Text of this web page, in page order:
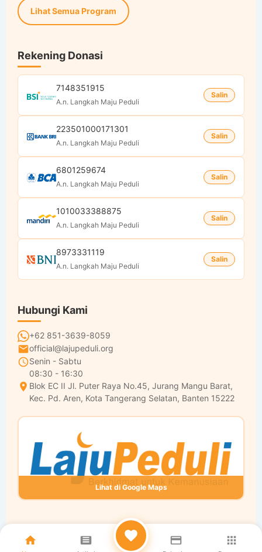
Lihat Semua Program
Rekening Donasi
7148351915
A.n. Langkah Maju Peduli
Salin
223501000171301
A.n. Langkah Maju Peduli
Salin
6801259674
A.n. Langkah Maju Peduli
Salin
1010033388875
A.n. Langkah Maju Peduli
Salin
8973331119
A.n. Langkah Maju Peduli
Salin
Hubungi Kami
+62 851-3639-8059
official@lajupeduli.org
Senin - Sabtu
08:30 - 16:30
Blok EC II Jl. Puter Raya No.45, Jurang Mangu Barat,
Kec. Pd. Aren, Kota Tangerang Selatan, Banten 15222
Lihat di Google Maps